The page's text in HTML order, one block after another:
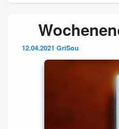
12.04.2021 GriSou